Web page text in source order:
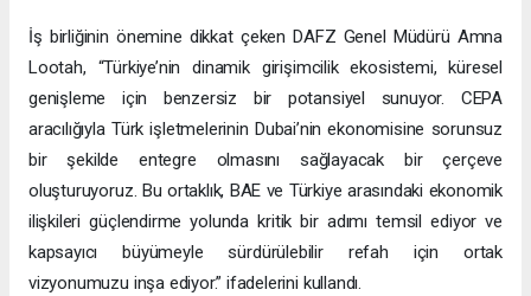
İş birliğinin önemine dikkat çeken DAFZ Genel Müdürü Amna
Lootah, “Türkiye’nin dinamik girişimcilik ekosistemi, küresel
genişleme için benzersiz bir potansiyel sunuyor. CEPA
aracılığıyla Türk işletmelerinin Dubai’nin ekonomisine sorunsuz
bir şekilde entegre olmasını sağlayacak bir çerçeve
oluşturuyoruz. Bu ortaklık, BAE ve Türkiye arasındaki ekonomik
ilişkileri güçlendirme yolunda kritik bir adımı temsil ediyor ve
kapsayıcı büyümeyle sürdürülebilir refah için ortak
vizyonumuzu inşa ediyor.” ifadelerini kullandı.